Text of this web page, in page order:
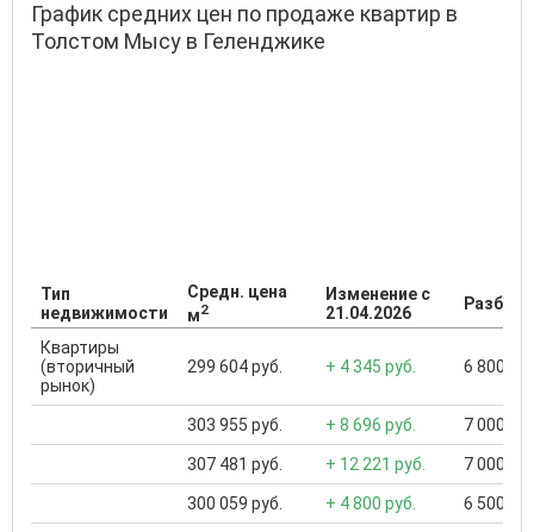
График средних цен по продаже квартир в
Толстом Мысу в Геленджике
Тип
недвижимости
Средн. цена
м2
Изменение с
21.04.2026
Квартиры
(вторичный
рынок)
299 604 руб. + 4 345 руб. 6 800
303 955 руб. + 8 696 руб. 7 000
307 481 руб. + 12 221 руб. 7 000
300 059 руб. + 4 800 руб. 6 500